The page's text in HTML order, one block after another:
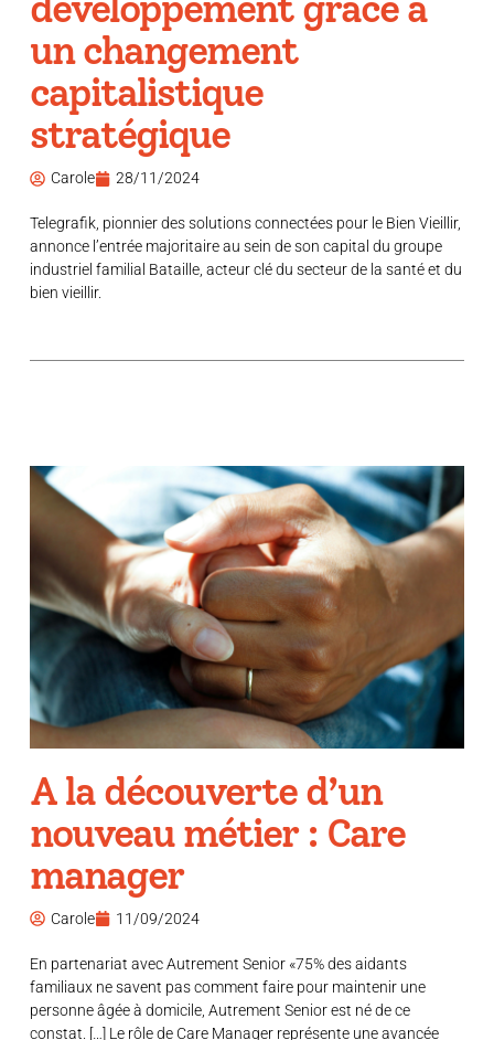
un changement
capitalistique
stratégique
Carole 28/11/2024
Telegrafik, pionnier des solutions connectées pour le Bien Vieillir,
annonce l’entrée majoritaire au sein de son capital du groupe
industriel familial Bataille, acteur clé du secteur de la santé et du
bien vieillir.
A la découverte d’un
nouveau métier : Care
manager
Carole 11/09/2024
En partenariat avec Autrement Senior «75% des aidants
familiaux ne savent pas comment faire pour maintenir une
personne âgée à domicile, Autrement Senior est né de ce
constat. […] Le rôle de Care Manager représente une avancée